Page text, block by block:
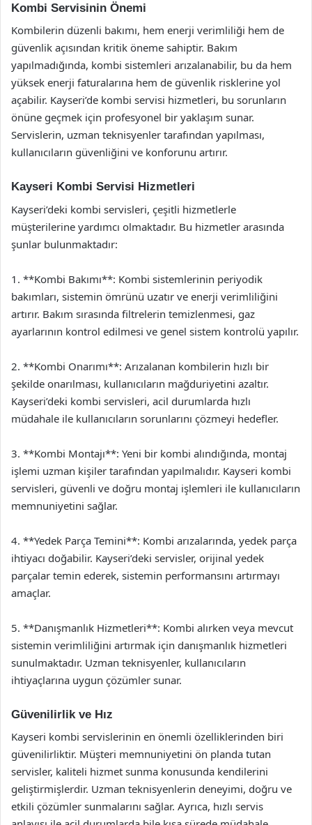
Kombi Servisinin Önemi
Kombilerin düzenli bakımı, hem enerji verimliliği hem de
güvenlik açısından kritik öneme sahiptir. Bakım
yapılmadığında, kombi sistemleri arızalanabilir, bu da hem
yüksek enerji faturalarına hem de güvenlik risklerine yol
açabilir. Kayseri’de kombi servisi hizmetleri, bu sorunların
önüne geçmek için profesyonel bir yaklaşım sunar.
Servislerin, uzman teknisyenler tarafından yapılması,
kullanıcıların güvenliğini ve konforunu artırır.
Kayseri Kombi Servisi Hizmetleri
Kayseri’deki kombi servisleri, çeşitli hizmetlerle
müşterilerine yardımcı olmaktadır. Bu hizmetler arasında
şunlar bulunmaktadır:
1. **Kombi Bakımı**: Kombi sistemlerinin periyodik
bakımları, sistemin ömrünü uzatır ve enerji verimliliğini
artırır. Bakım sırasında filtrelerin temizlenmesi, gaz
ayarlarının kontrol edilmesi ve genel sistem kontrolü yapılır.
2. **Kombi Onarımı**: Arızalanan kombilerin hızlı bir
şekilde onarılması, kullanıcıların mağduriyetini azaltır.
Kayseri’deki kombi servisleri, acil durumlarda hızlı
müdahale ile kullanıcıların sorunlarını çözmeyi hedefler.
3. **Kombi Montajı**: Yeni bir kombi alındığında, montaj
işlemi uzman kişiler tarafından yapılmalıdır. Kayseri kombi
servisleri, güvenli ve doğru montaj işlemleri ile kullanıcıların
memnuniyetini sağlar.
4. **Yedek Parça Temini**: Kombi arızalarında, yedek parça
ihtiyacı doğabilir. Kayseri’deki servisler, orijinal yedek
parçalar temin ederek, sistemin performansını artırmayı
amaçlar.
5. **Danışmanlık Hizmetleri**: Kombi alırken veya mevcut
sistemin verimliliğini artırmak için danışmanlık hizmetleri
sunulmaktadır. Uzman teknisyenler, kullanıcıların
ihtiyaçlarına uygun çözümler sunar.
Güvenilirlik ve Hız
Kayseri kombi servislerinin en önemli özelliklerinden biri
güvenilirliktir. Müşteri memnuniyetini ön planda tutan
servisler, kaliteli hizmet sunma konusunda kendilerini
geliştirmişlerdir. Uzman teknisyenlerin deneyimi, doğru ve
etkili çözümler sunmalarını sağlar. Ayrıca, hızlı servis